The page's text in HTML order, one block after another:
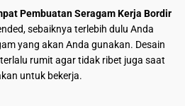
Pembuatan Seragam Kerja Bordir
sebaiknya terlebih dulu Anda
yang akan Anda gunakan. Desain
rumit agar tidak ribet juga saat
untuk bekerja.